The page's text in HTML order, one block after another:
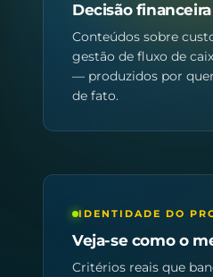
Decisão
Conteúdos sobre
gestão de fluxo de
— produzidos por
de fato.
IDENTIDADE DO
Veja-se como o
Critérios reais que